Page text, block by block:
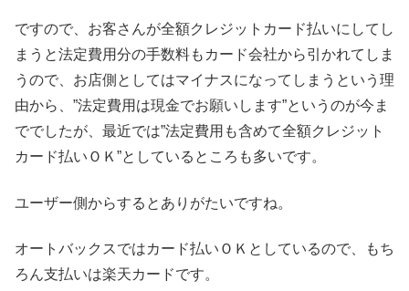
ですので、お客さんが全額クレジットカード払いにしてし
まうと法定費用分の手数料もカード会社から引かれてしま
うので、お店側としてはマイナスになってしまうという理
由から、”法定費用は現金でお願いします”というのが今ま
ででしたが、最近では”法定費用も含めて全額クレジット
カード払いＯＫ”としているところも多いです。
ユーザー側からするとありがたいですね。
オートバックスではカード払いＯＫとしているので、もち
ろん支払いは楽天カードです。